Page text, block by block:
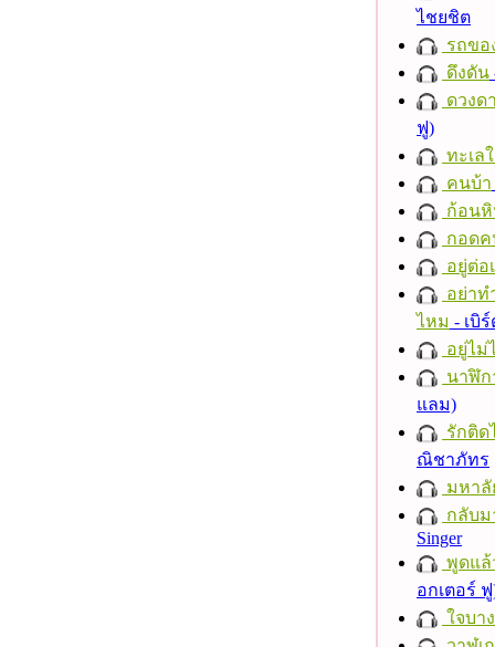
ไชยชิต
รถขอ
ดึงดัน
ดวงด
ฟู)
ทะเล
คนบ้า
ก้อน
กอดค
อยู่ต่อ
อย่าท
ไหม - เบิ
อยู่ไม่
นาฬิก
แลม)
รักติด
ณิชาภัทร
มหาลั
กลับม
Singer
พูดแล้
อกเตอร์
ใจบาง